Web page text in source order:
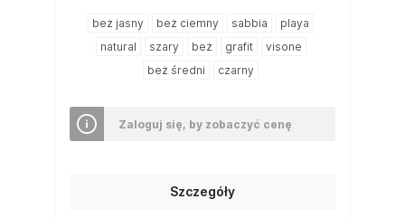
beż jasny beż ciemny sabbia
playa
natural
szary beż grafit
visone
beż średni
czarny
Zaloguj się, by zobaczyć cenę
Szczegóły